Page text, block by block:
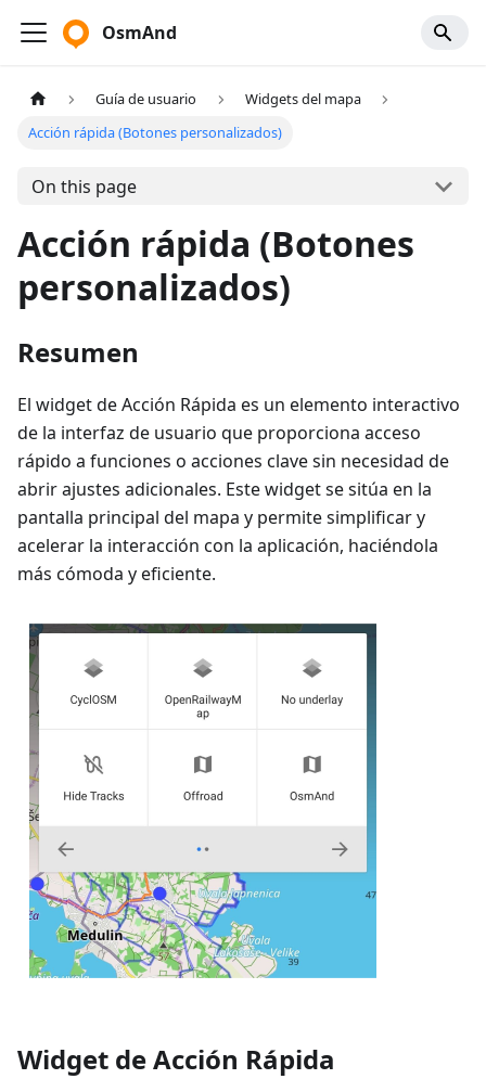
OsmAnd
Guía de usuario
Widgets del mapa
Acción rápida (Botones personalizados)
On this page
Acción rápida (Botones
personalizados)
Resumen
El widget de Acción Rápida es un elemento interactivo
de la interfaz de usuario que proporciona acceso
rápido a funciones o acciones clave sin necesidad de
abrir ajustes adicionales. Este widget se sitúa en la
pantalla principal del mapa y permite simplificar y
acelerar la interacción con la aplicación, haciéndola
más cómoda y eficiente.
Widget de Acción Rápida